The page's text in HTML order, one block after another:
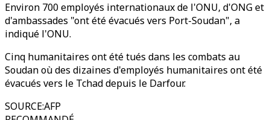
Environ 700 employés internationaux de l'ONU, d'ONG et
d'ambassades "ont été évacués vers Port-Soudan", a
indiqué l'ONU.
Cinq humanitaires ont été tués dans les combats au
Soudan où des dizaines d'employés humanitaires ont été
évacués vers le Tchad depuis le Darfour.
SOURCE:AFP